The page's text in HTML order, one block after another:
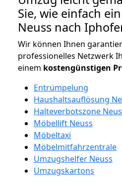
Sie, wie einfach
Neuss nach
Wir können Ihnen
professionelles Netzwerk
einem kostengünstigen
Entrümpelung
Haushaltsauflösung
Halteverbotszone
Möbellift Neuss
Möbeltaxi
Möbelmitfahrzentrale
Umzugshelfer Neuss
Umzugskartons